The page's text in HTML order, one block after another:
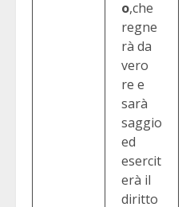
o,che
regne
rà da
vero
re e
sarà
saggio
ed
esercit
erà il
diritto